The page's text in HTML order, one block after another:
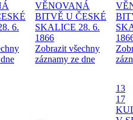
6.
VĚNOVANÁ
BITVĚ U ČESKÉ
SKALICE 28. 6.
1866
Zobrazit všechny
záznamy ze dne
13
17